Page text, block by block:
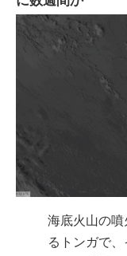
海底火山の
るトンガで